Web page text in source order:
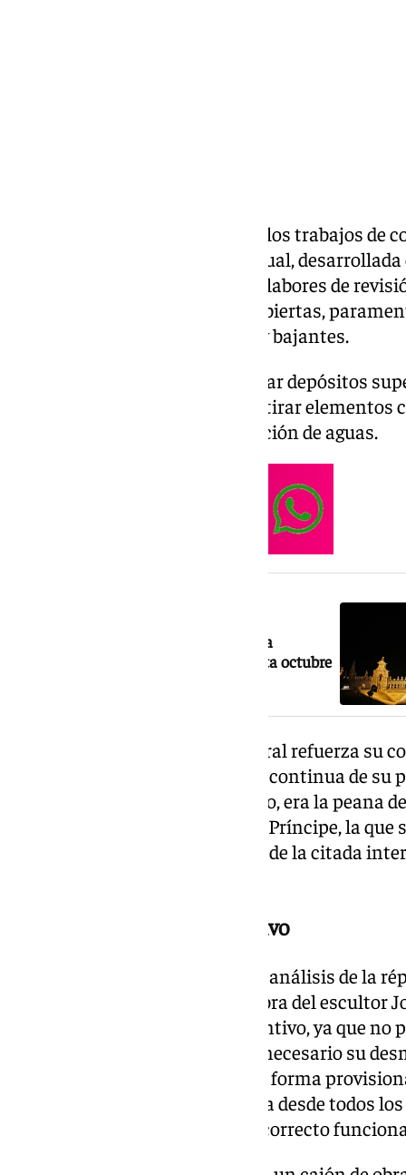
La Catedral de Sevilla continúa los trabajos de
envolvente’. La intervención anual,
Tecnikaltura (Tecnika), incluye labores de
zonas de difícil acceso como cubiertas,
pináculos, cresterías, gárgolas y bajantes.
Estos trabajos permiten eliminar depósitos
germinada, revisar fachadas, retirar
repasar los sistemas de evacuación de aguas.
Las cubiertas de la Catedral de Sevilla
recuperan sus visitas nocturnas hasta octubre
Con esta intervención, la Catedral refuerza su
mantenimiento y la protección continua de
en vano, el pasado mes de marzo, era la peana
halla en el atrio de la Puerta del Príncipe, la que
restauración y limpieza, dentro de la citada
Estudio de carácter preventivo
Esas labores se iniciaron con el análisis de la
Fundación Codina de Madrid, obra del escultor
estudio tiene un carácter preventivo, ya que no
futura revisión del original sea necesario su
supuesto, la réplica ocuparía de forma
importancia de analizar la copia desde todos
mecánicos, para garantizar su correcto